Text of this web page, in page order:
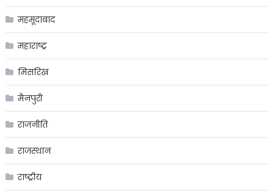
महमूदाबाद
महाराष्ट्र
मिसरिख
मैनपुरी
राजनीति
राजस्थान
राष्ट्रीय